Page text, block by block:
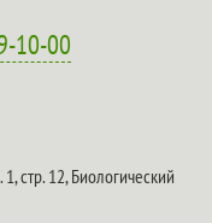
10-00
стр. 12,Биологический